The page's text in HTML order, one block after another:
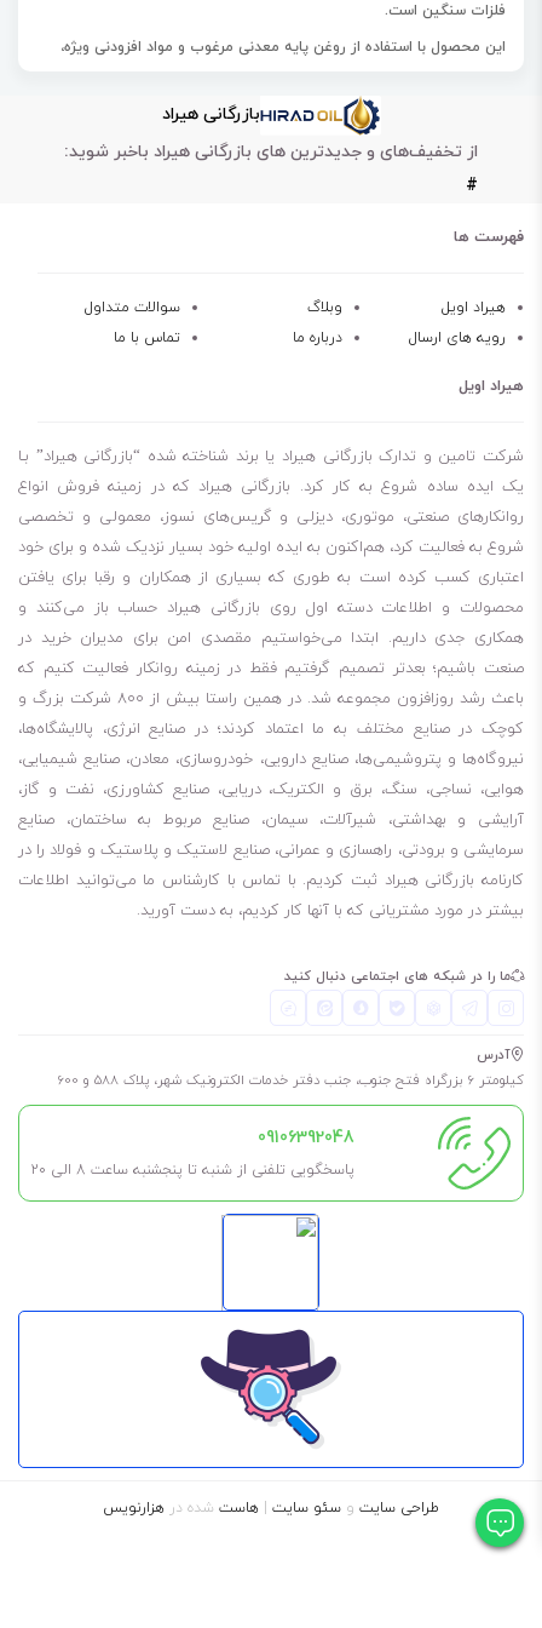
فلزات سنگین است.
این محصول با استفاده از روغن پایه معدنی مرغوب و مواد افزودنی ویژه،
روغن هیدرولیک بهران HP68 یک سیال بدون خاک و خاکستر با پایداری
برشی بالا و دامنه وسیع دما می‌باشد.
این روغن مناسب برای استفاده در معادن، صنایع کشاورزی، ساخت و ساز و
صنایع دریایی است.
است.
این محصول باتوجه به عدم وجود هرگونه فلز، در دستگاه‌های هیدرولیکی
که به دلیل ویژگی‌های منحصر به فرد خود، توجه بسیاری از صنایع را به خود
جلب کرده است. این روغن معمولاً در سیستم‌های هیدرولیکی، ماشین‌آلات
صنعتی، و تجهیزات سنگین استفاده می‌شود. قیمت روغن هیدرولیک بهران
68 تحت تأثیر عوامل مختلفی قرار دارد که در ادامه به بررسی آن‌ها خواهیم
محافظت در برابر سایش
پایداری اکسیداسیون
عوامل EP
ضد سایش
مهار کننده های زنگ زدگی آنتی اکسیدان ها
ضد کف
بیوسیدها
قابلیت فیلتر شدن عالی
جدا پذیری خوب روغن از آب
سازگاری با آلیاژهای نرم و رنگی ( نقره و برنز )
قابلیت آسان جدا پذیری روغن از آب
سازگاری با انواع آلیاژ های نرم و رنگی
آزاد سازی آسان هوا از آب
بازرگانی هیراد
از تخفیف‌های و جدیدترین های بازرگانی هیراد باخبر شوید:
#
فهرست ها
هیراد اویل وبلاگ
سوالات متداول
رویه های ارسال
درباره ما تماس با ما
هیراد اویل
شرکت تامین و تدارک بازرگانی هیراد یا برند شناخته شده “بازرگانی هیراد” بـا
یک ایده ساده شروع به کار کرد. بازرگانی هیراد که در زمینه فروش انواع
روانکارهای صنعتی، موتوری، دیزلی و گریس‌های نسوز، معمولی و تخصصی
شروع به فعالیت کرد، هم‌اکنون به ایده اولیه خود بسیار نزدیک شده و برای خود
اعتباری کسب کرده است به طوری که بسیاری از همکاران و رقبا برای یافتن
محصولات و اطلاعات دسته اول روی بازرگانی هیراد حساب باز می‌کنند و
همکاری جدی داریم. ابتدا می‌خواستیم مقصدی امن برای مدیران خرید در
صنعت باشیم؛ بعدتر تصمیم گرفتیم فقط در زمینه روانکار فعالیت کنیم که
باعث رشد روزافزون مجموعه شد. در همین راستا بیش از 800 شرکت بزرگ و
کوچک در صنایع مختلف به ما اعتماد کردند؛ در صنایع انرژی، پالایشگاه‌ها،
نیروگاه‌ها و پتروشیمی‌ها، صنایع دارویی، خودروسازی، معادن، صنایع شیمیایی،
هوایی، نساجی، سنگ، برق و الکتریک، دریایی، صنایع کشاورزی، نفت و گاز،
آرایشی و بهداشتی، شیرآلات، سیمان، صنایع مربوط به ساختمان، صنایع
سرمایشی و برودتی، راهسازی و عمرانی، صنایع لاستیک و پلاستیک و فولاد را در
کارنامه بازرگانی هیراد ثبت کردیم. با تماس با کارشناس ما می‌توانید اطلاعات
بیشتر در مورد مشتریانی که با آنها کار کردیم، به دست آورید.
ما را در شبکه های اجتماعی دنبال کنید
آدرس
کیلومتر 6 بزرگراه فتح جنوب، جنب دفتر خدمات الکترونیک شهر، پلاک 588 و 600
09106392048
پاسخگویی تلفنی از شنبه تا پنجشنبه ساعت 8 الی ۲۰
طراحی سایت و سئو سایت | هاست شده در هزارنویس